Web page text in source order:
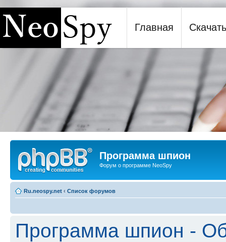
Программа шпион NeoSpy
Главная Скачать
Программа шпион
Форум о программе NeoSpy
Ru.neospy.net ‹ Список форумов
Программа шпион -